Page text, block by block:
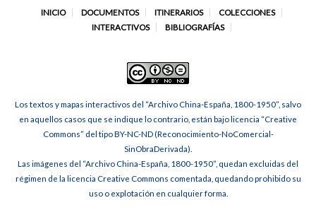
INICIO DOCUMENTOS ITINERARIOS
COLECCIONES
INTERACTIVOS
BIBLIOGRAFÍAS
Los textos y mapas interactivos del “Archivo China-España, 1800-1950”, salvo
en aquellos casos que se indique lo contrario, están bajo licencia “Creative
Commons” del tipo BY-NC-ND (Reconocimiento-NoComercial-
SinObraDerivada).
Las imágenes del “Archivo China-España, 1800-1950”, quedan excluidas del
régimen de la licencia Creative Commons comentada, quedando prohibido su
uso o explotación en cualquier forma.